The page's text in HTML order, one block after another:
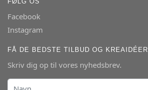
Facebook
Instagram
FÅ DE BEDSTE TILBUD OG KREAIDÉER
Skriv dig op til vores nyhedsbrev.